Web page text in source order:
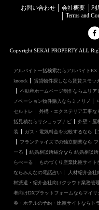
お問い合わせ 会社概要 利
Terms and
Copyright SEKAI PROPERTY ALL
アルバイト一括検索ならアルバイトEX
knoock
賃貸物件探しなら賃貸スモッ
不動産ホームページ制作ならエリア
ノベーション物件購入ならミノリノ
セルトレ
外構・エクステリア工事な
括見積ならリショップナビ
外壁・屋
装
ガス・電気料金を比較するなら【
フランチャイズでの独立開業なら
ーる
結婚相談所紹介なら 結婚相談所
らべーる
ものづくり産業比較サイト
ならみんなの電話占い
人材紹介会社
材派遣・紹介会社向けクラウド業務管
者向けDXプラットフォームならマイリ
券・ホテルの予約・比較サイトならト